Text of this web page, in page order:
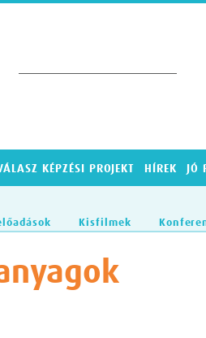
KÉPZÉSI PROJEKT HÍREK JÓ
Kisfilmek